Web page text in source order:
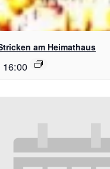
am Heimathaus
16:00